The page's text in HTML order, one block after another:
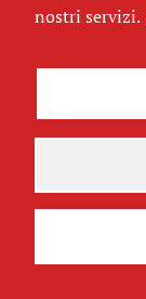
redazione
nostri servizi.